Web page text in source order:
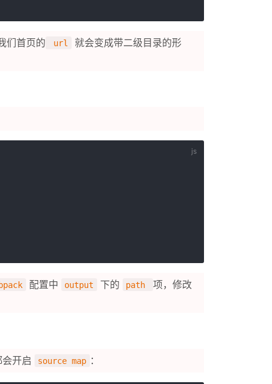
们首页的 url
就会变成带二级目录的形
配置中 output 下的 path
项，修改
开启 source map ：